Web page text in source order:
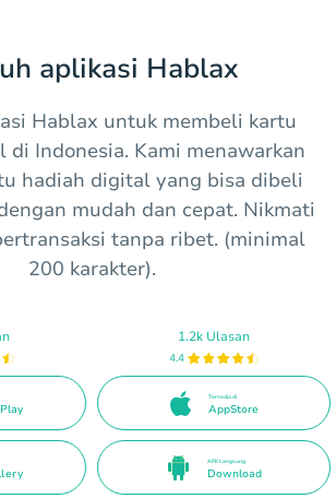
aplikasi Hablax
Hablax untuk membeli kartu
di Indonesia. Kami menawarkan
hadiah digital yang bisa dibeli
mudah dan cepat. Nikmati
tanpa ribet. (minimal
200 karakter).
1.2k Ulasan
4.4
Tersedia di
AppStore
APK Langsung
Download